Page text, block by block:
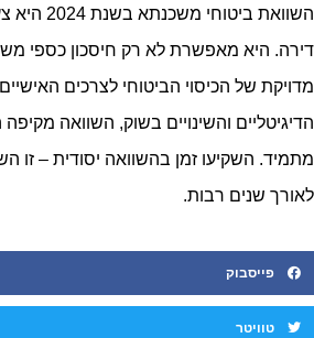
השוואת
דירה. היא מאפשרת לא רק חיסכון כספי
מדויקת של הכיסוי הביטוחי לצרכים
הדיגיטליים והשינויים בשוק, השוואה
מתמיד. השקיעו זמן בהשוואה יסודית –
לאורך שנים רבות.
פייסבוק
טוויטר